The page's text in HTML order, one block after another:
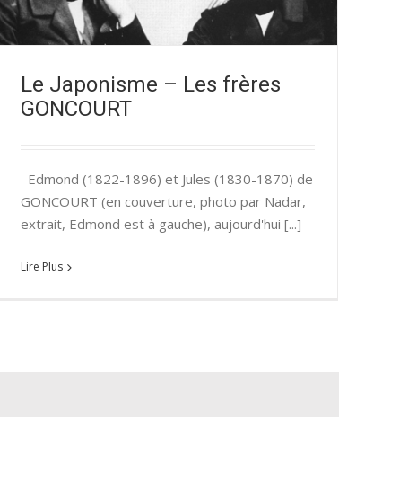
Le Japonisme – Les frères
GONCOURT
Edmond (1822-1896) et Jules (1830-1870) de
GONCOURT (en couverture, photo par Nadar,
extrait, Edmond est à gauche), aujourd'hui [...]
Lire Plus